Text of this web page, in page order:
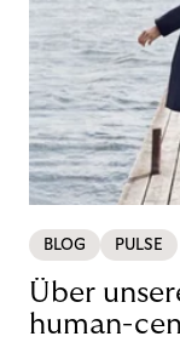
BLOG PULSE
Über
human-